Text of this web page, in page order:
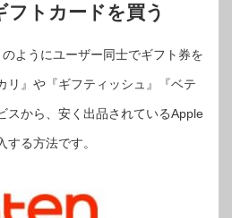
トカードを買う
ようにユーザー同士でギフト券を
リ』や『ギフティッシュ』『ベテ
スから、安く出品されているApple
る方法です。